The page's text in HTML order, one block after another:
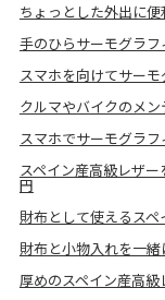
ちょっとした外出に
手のひらサーモグラフ
スマホを向けてサー
クルマやバイクのメ
スマホでサーモグラ
スペイン産高級レザ
円
財布として使えるス
財布と小物入れを一
厚めのスペイン産高